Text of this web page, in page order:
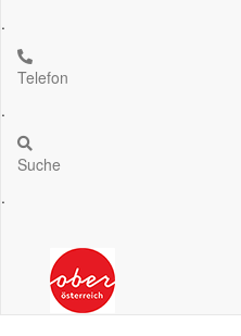
.
Telefon
.
Suche
.